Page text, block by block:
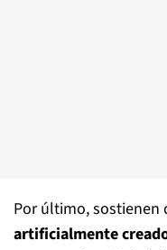
Por último, sostienen
artificialmente